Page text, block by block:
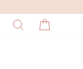
LOGG INN
SØK